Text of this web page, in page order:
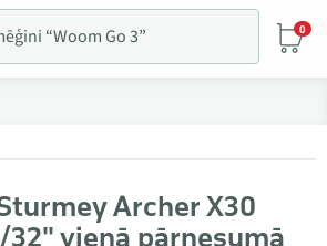
0
Archer X30
32" vienā pārnesumā